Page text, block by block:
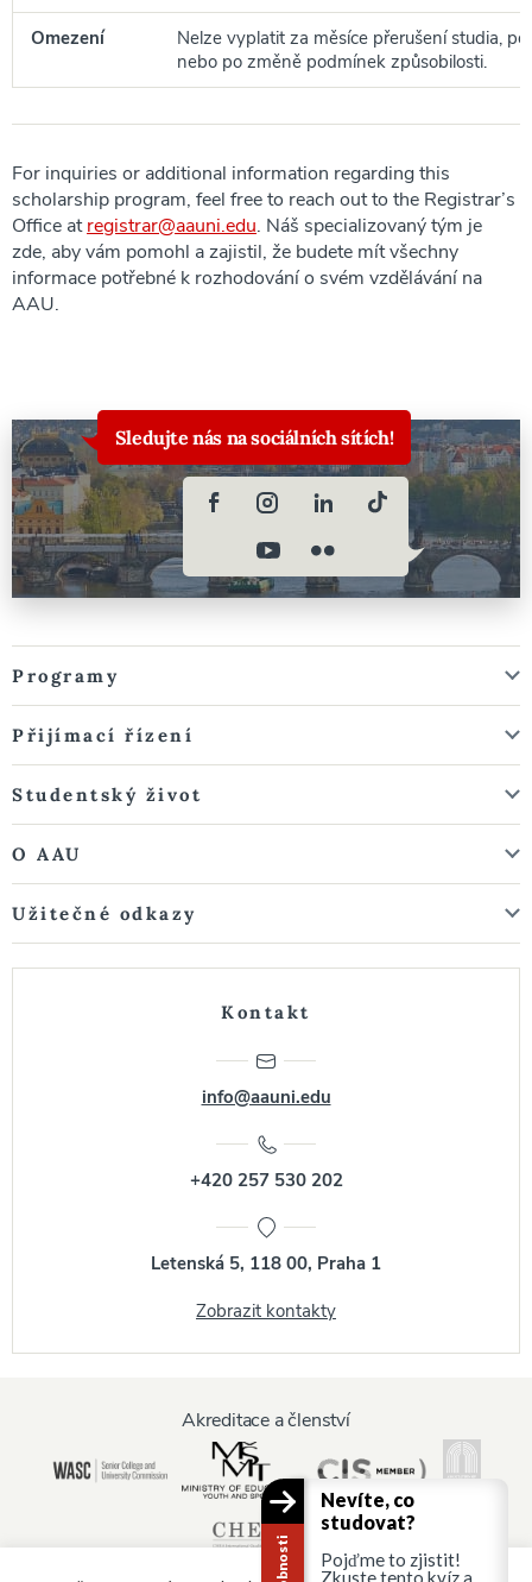
Omezení
Nelze vyplatit za měsíce přerušení studia,
nebo po změně podmínek způsobilosti.
For inquiries or additional information regarding this
scholarship program, feel free to reach out to the Registrar’s
Office atregistrar@aauni.edu. Náš specializovaný tým je
zde, aby vám pomohl a zajistil, že budete mít všechny
informace potřebné k rozhodování o svém vzdělávání na
AAU.
Sledujte nás na sociálních sítích!
Programy
Přijímací řízení
Studentský život
O AAU
Užitečné odkazy
Kontakt
info@aauni.edu
+420 257 530 202
Letenská 5, 118 00, Praha 1
Zobrazit kontakty
Akreditace a členství
Nevíte, co
studovat?
Pojďme to zjistit!
Zkuste tento kvíz a